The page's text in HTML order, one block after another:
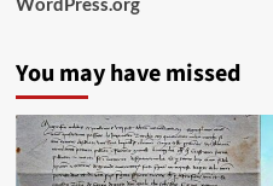
You may have missed